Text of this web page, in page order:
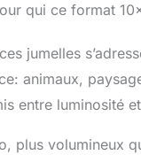
qui ce format
jumelles
animaux,
entre luminosité
plus volumineux